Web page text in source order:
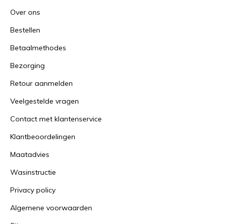
Over ons
Bestellen
Betaalmethodes
Bezorging
Retour aanmelden
Veelgestelde vragen
Contact met klantenservice
Klantbeoordelingen
Maatadvies
Wasinstructie
Privacy policy
Algemene voorwaarden